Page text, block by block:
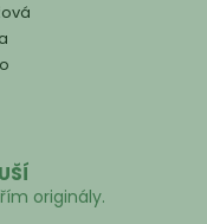
originály.